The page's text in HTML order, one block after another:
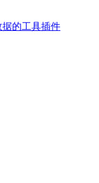
的工具插件